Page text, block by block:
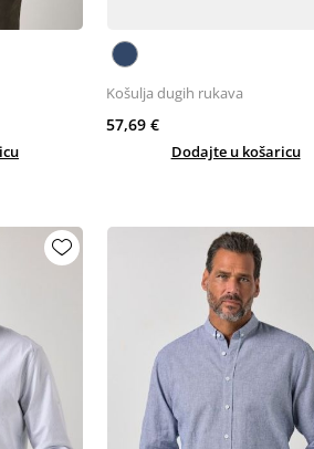
Košulja dugih rukava
57,69 €
Dodajte u košaricu